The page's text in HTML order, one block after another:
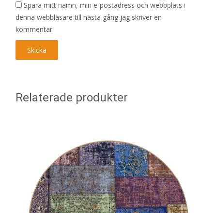
Spara mitt namn, min e-postadress och webbplats i
denna webbläsare till nästa gång jag skriver en
kommentar.
Relaterade produkter